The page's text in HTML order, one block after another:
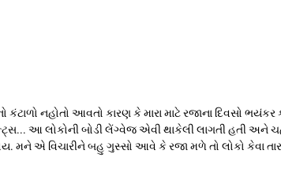
નહોતો આવતો કારણ કે મારા માટે રજાના દિવસો ભયંકર
આ લોકોની બોડી લેંગ્વેજ એવી થાકેલી લાગતી હતી અને
મને એ વિચારીને બહુ ગુસ્સો આવે કે રજા મળે તો લોકો કેવા